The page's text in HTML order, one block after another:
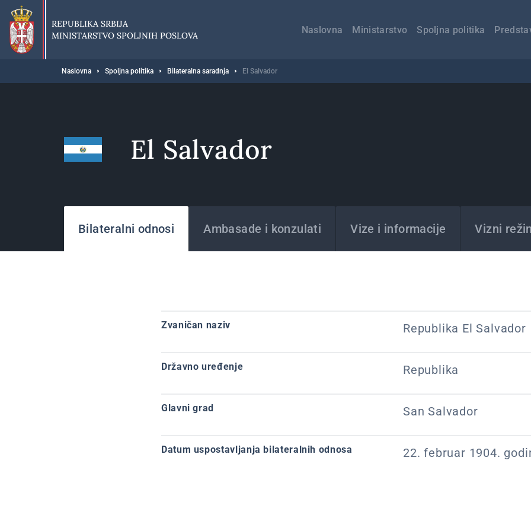
Preskoči
glavni
deo
sadržaja
REPUBLIKA SRBIJA
MINISTARSTVO SPOLJNIH POSLOVA
навигација
Naslovna Ministarstvo Spoljna politika
Breadcrumb
Naslovna Spoljna politika Bilateralna saradnja El Salvador
El Salvador
Bilateralni odnosi Ambasade i konzulati Vize i informacije Vizni
Zvaničan naziv Republika El Salvador
Državno uređenje Republika
Glavni grad San Salvador
Datum uspostavljanja bilateralnih odnosa 22. februar 1904.